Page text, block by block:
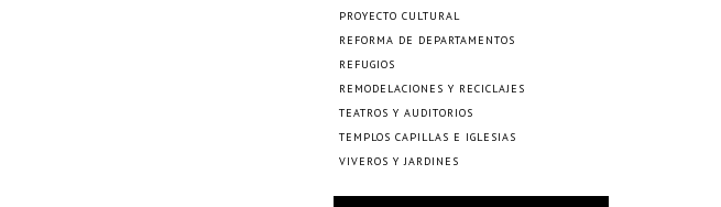
PROYECTO CULTURAL
REFORMA DE DEPARTAMENTOS
REFUGIOS
REMODELACIONES Y RECICLAJES
TEATROS Y AUDITORIOS
TEMPLOS CAPILLAS E IGLESIAS
VIVEROS Y JARDINES